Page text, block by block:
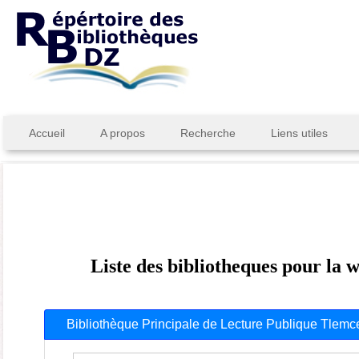
Accueil A propos Recherche Liens utiles
Liste des bibliotheques pour la
Bibliothèque Principale de Lecture Publique